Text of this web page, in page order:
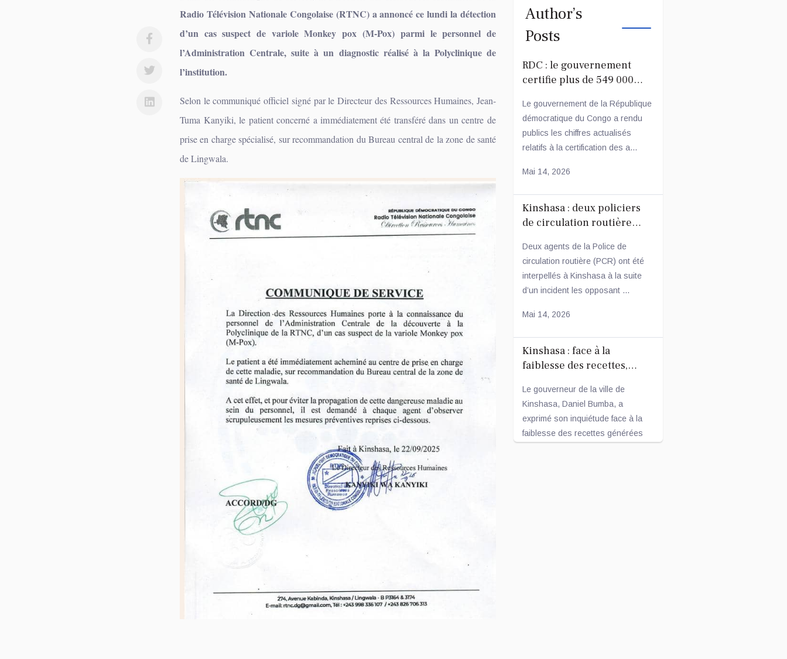
Radio Télévision Nationale Congolaise (RTNC) a annoncé ce lundi la détection
d’un cas suspect de variole Monkey pox (M-Pox) parmi le personnel de
l’Administration Centrale, suite à un diagnostic réalisé à la Polyclinique de
l’institution.
Selon le communiqué officiel signé par le Directeur des Ressources Humaines, Jean-
Tuma Kanyiki, le patient concerné a immédiatement été transféré dans un centre de
prise en charge spécialisé, sur recommandation du Bureau central de la zone de santé
de Lingwala.
Author’s
Posts
RDC : le gouvernement
certifie plus de 549 000
Le gouvernement de la République
démocratique du Congo a rendu
publics les chiffres actualisés
relatifs à la certification des a...
Mai 14, 2026
Kinshasa : deux policiers
de circulation routière
altercation avec un
conducteur
Deux agents de la Police de
circulation routière (PCR) ont été
interpellés à Kinshasa à la suite
d’un incident les opposant ...
Mai 14, 2026
Kinshasa : face à la
faiblesse des recettes,
mesures fiscales
ambitieuses
Le gouverneur de la ville de
Kinshasa, Daniel Bumba, a
exprimé son inquiétude face à la
faiblesse des recettes générées